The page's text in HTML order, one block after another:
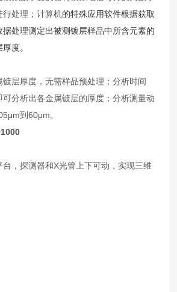
行处理；计算机的特殊应用软件根据获取
据处理测定出被测镀层样品中所含元素的
度。
层厚度，无需样品预处理；分析时间
可分析出各金属镀层的厚度；分析测量动
到60μm。
，探测器和X光管上下可动，实现三维